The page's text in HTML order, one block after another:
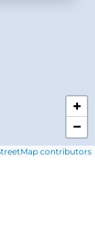
+
−
contributors